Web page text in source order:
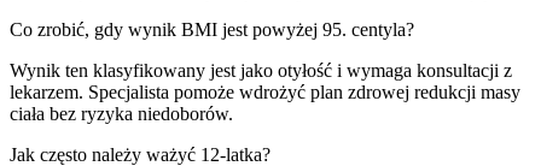
Co zrobić, gdy wynik BMI jest powyżej 95. centyla?
Wynik ten klasyfikowany jest jako otyłość i wymaga konsultacji z
lekarzem. Specjalista pomoże wdrożyć plan zdrowej redukcji masy
ciała bez ryzyka niedoborów.
Jak często należy ważyć 12-latka?